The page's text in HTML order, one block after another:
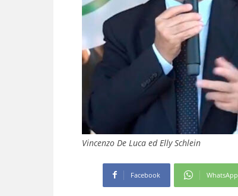
Vincenzo De Luca ed Elly Schlein
Facebook WhatsApp